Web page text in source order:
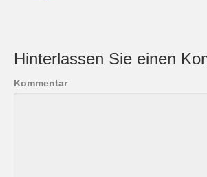
Hinterlassen Sie einen
Kommentar